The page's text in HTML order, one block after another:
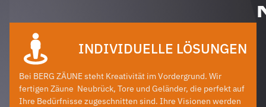
INDIVIDUELLE LÖSUNGEN
Bei BERG ZÄUNE steht Kreativität im Vordergrund. Wir
fertigen Zäune Neubrück, Tore und Geländer, die perfekt auf
Ihre Bedürfnisse zugeschnitten sind. Ihre Visionen werden